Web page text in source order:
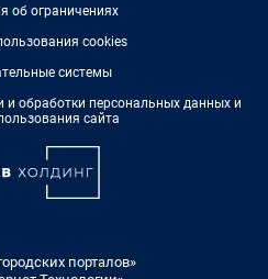
об ограничениях
cookies
системы
и обработки персональных данных и
сайта
порталов»